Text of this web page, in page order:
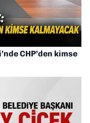
CHP’den kimse